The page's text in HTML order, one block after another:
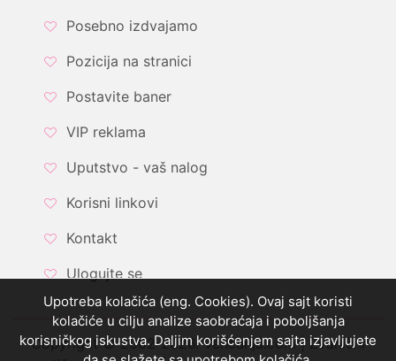
Posebno izdvajamo
Pozicija na stranici
Postavite baner
VIP reklama
Uputstvo - vaš nalog
Korisni linkovi
Kontakt
Ulogujte se
Copyright © 2002-2026. Vencanja.com | Zvanični
Upotreba kolačića (eng. Cookies). Ovaj sajt koristi
kolačiće u cilju analize saobraćaja i poboljšanja
korisničkog iskustva. Daljim korišćenjem sajta izjavljujete